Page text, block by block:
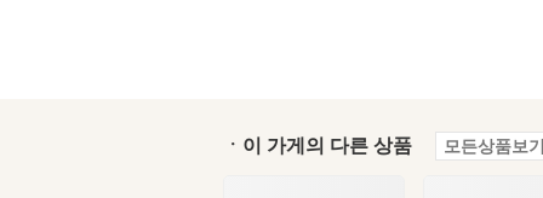
ㆍ이 가게의 다른 상품 모든상품보